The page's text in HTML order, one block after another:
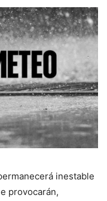
inestable
provocarán,